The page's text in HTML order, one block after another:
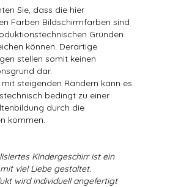
Sie, dass die hier
Farben Bildschirmfarben sind
Gründen
können. Derartige
stellen somit keinen
dar.
mit steigenden Rändern kann es
bedingt zu einer
durch die
kommen.
Kindergeschirr ist ein
viel Liebe gestaltet.
wird individuell angefertigt